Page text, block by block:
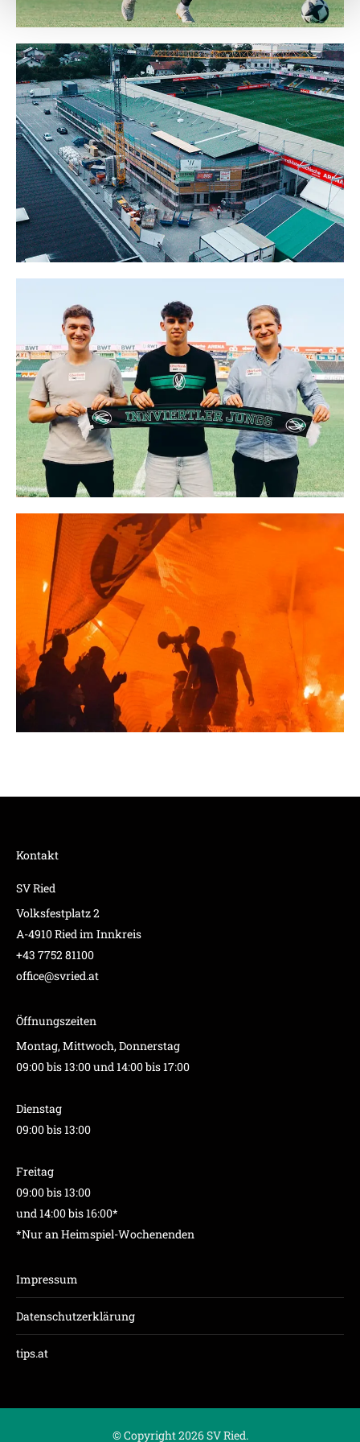
Weitere Details, insbesondere zu Speicherdauer und
Datenschutzerklärung.
Kontakt
SV Ried
Volksfestplatz 2
A-4910 Ried im Innkreis
+43 7752 81100
office@svried.at
Öffnungszeiten
Montag, Mittwoch, Donnerstag
09:00 bis 13:00 und 14:00 bis 17:00
Dienstag
09:00 bis 13:00
Freitag
09:00 bis 13:00
und 14:00 bis 16:00*
*Nur an Heimspiel-Wochenenden
Impressum
Datenschutzerklärung
tips.at
© Copyright 2026 SV Ried.